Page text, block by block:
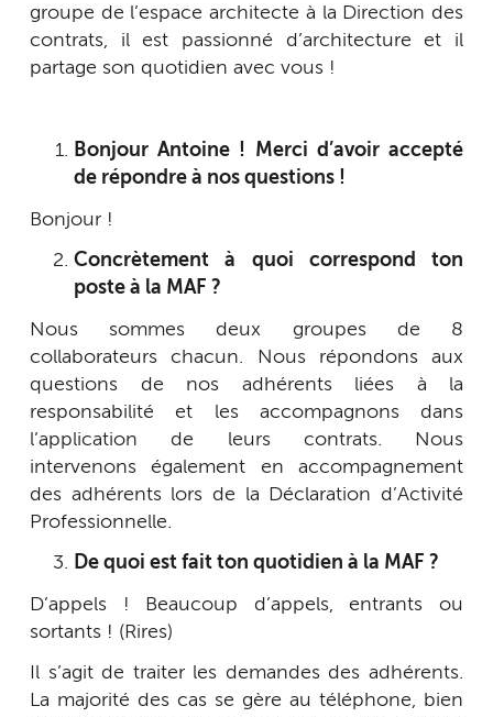
groupe de l’espace architecte à la Direction des
contrats, il est passionné d’architecture et il
partage son quotidien avec vous !
Bonjour Antoine ! Merci d’avoir accepté
de répondre à nos questions !
Bonjour !
Concrètement à quoi correspond ton
poste à la MAF ?
Nous sommes deux groupes de 8
collaborateurs chacun. Nous répondons aux
questions de nos adhérents liées à la
responsabilité et les accompagnons dans
l’application de leurs contrats. Nous
intervenons également en accompagnement
des adhérents lors de la Déclaration d’Activité
Professionnelle.
De quoi est fait ton quotidien à la MAF ?
D’appels ! Beaucoup d’appels, entrants ou
sortants ! (Rires)
Il s’agit de traiter les demandes des adhérents.
La majorité des cas se gère au téléphone, bien